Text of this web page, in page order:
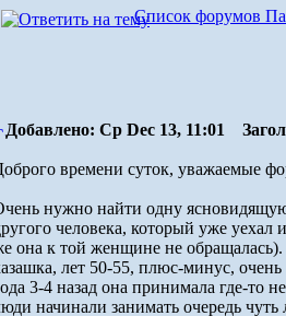
Список форумов
Добавлено: Ср Dec 13, 11:01
времени суток, уважаемые
нужно найти одну
человека, который уже уехал
она к той женщине не обращалась).
лет 50-55, плюс-минус,
3-4 назад она принимала где-то
начинали занимать очередь